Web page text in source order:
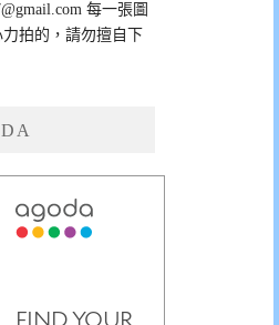
每一張圖
拍的，請勿擅自下